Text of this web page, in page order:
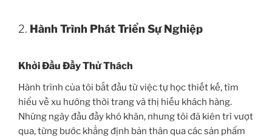
2. Hành Trình Phát Triển Sự Nghiệp
Khởi Đầu Đầy Thử Thách
Hành trình của tôi bắt đầu từ việc tự học thiết kế, tìm
hiểu về xu hướng thời trang và thị hiếu khách hàng.
Những ngày đầu đầy khó khăn, nhưng tôi đã kiên trì vượt
qua, từng bước khẳng định bản thân qua các sản phẩm